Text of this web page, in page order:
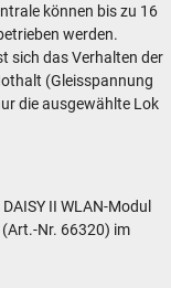
können bis zu 16
werden.
sich das Verhalten der
(Gleisspannung
die ausgewählte Lok
II WLAN-Modul
Nr. 66320) im